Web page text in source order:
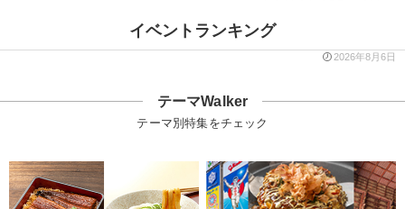
イベントランキング
2026年8月6日
テーマWalker
テーマ別特集をチェック